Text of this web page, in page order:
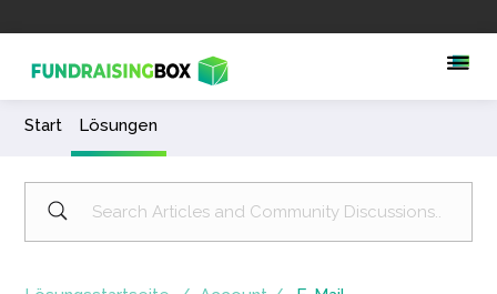
Start Lösungen